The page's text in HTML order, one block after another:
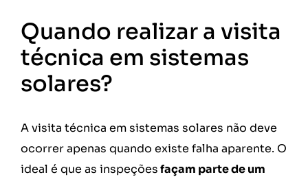
Quando realizar a visita
técnica em sistemas
solares?
A visita técnica em sistemas solares não deve
ocorrer apenas quando existe falha aparente. O
ideal é que as inspeçõesfaçam parte de um